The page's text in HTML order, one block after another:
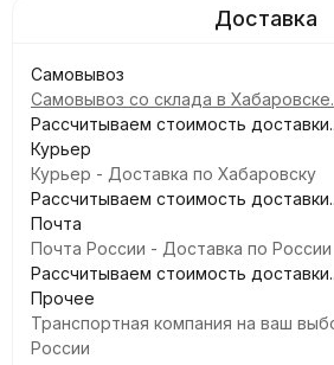
Самовывоз
Самовывоз со склада в Хабаровске.
Рассчитываем стоимость
Курьер
Курьер - Доставка по Хабаровску
Рассчитываем стоимость
Почта
Почта России - Доставка по России
Рассчитываем стоимость
Прочее
Транспортная компания на ваш
России